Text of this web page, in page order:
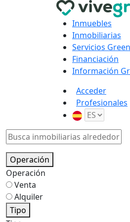
Inmuebles
Inmobiliarias
Servicios Green
Financiación
Información
Acceder
Profesionales
Operación
Operación
Venta
Alquiler
Tipo